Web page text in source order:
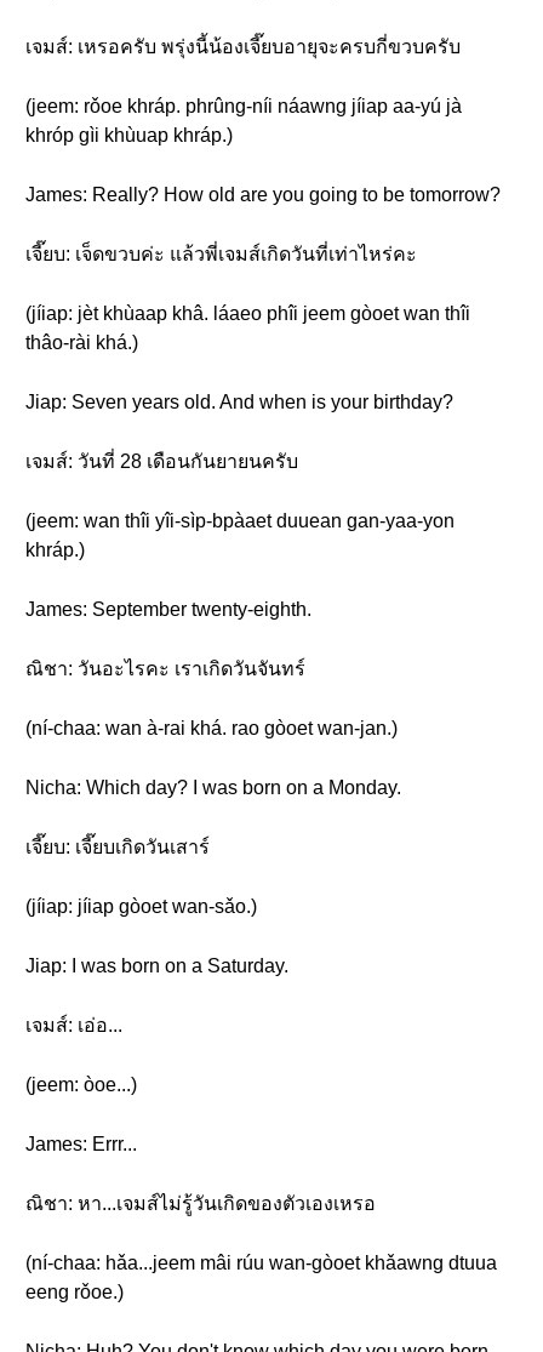
เจมส์: เหรอครับ พรุ่งนี้น้องเจี๊ยบอายุจะครบกี่ขวบครับ
(jeem: rǒoe khráp. phrûng-níi náawng jíiap aa-yú jà
khróp gìi khùuap khráp.)
James: Really? How old are you going to be tomorrow?
เจี๊ยบ: เจ็ดขวบค่ะ แล้วพี่เจมส์เกิดวันที่เท่าไหร่คะ
(jíiap: jèt khùaap khâ. láaeo phîi jeem gòoet wan thîi
thâo-rài khá.)
Jiap: Seven years old. And when is your birthday?
เจมส์: วันที่ 28 เดือนกันยายนครับ
(jeem: wan thîi yîi-sìp-bpàaet duuean gan-yaa-yon
khráp.)
James: September twenty-eighth.
ณิชา: วันอะไรคะ เราเกิดวันจันทร์
(ní-chaa: wan à-rai khá. rao gòoet wan-jan.)
Nicha: Which day? I was born on a Monday.
เจี๊ยบ: เจี๊ยบเกิดวันเสาร์
(jíiap: jíiap gòoet wan-sǎo.)
Jiap: I was born on a Saturday.
เจมส์: เอ่อ...
(jeem: òoe...)
James: Errr...
ณิชา: หา...เจมส์ไม่รู้วันเกิดของตัวเองเหรอ
(ní-chaa: hǎa...jeem mâi rúu wan-gòoet khǎawng dtuua
eeng rǒoe.)